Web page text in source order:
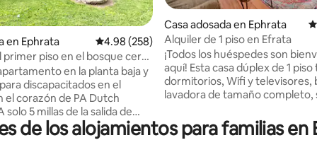
de 5; 208 evaluaciones
en Ephrata Calificación promedio: 4.98 de 5; 258
4.98 (258)
primer piso en el bosque cerca
en la planta baja y
discapacitados en el
el corazón de PA Dutch
solo 5 millas de la salida de
la autopista de peaje de
A 40 minutos de Hershey
Casa adosada en Ephrata
Alquiler de 1 piso en Efrata
¡Todos los huéspedes son
aquí! Esta casa dúplex de 1 piso
dormitorios, Wifi y televisores,
lavadora de tamaño completo,
completa con cocina eléctrica,
microondas, lavavajillas,
de los alojamientos para familias en